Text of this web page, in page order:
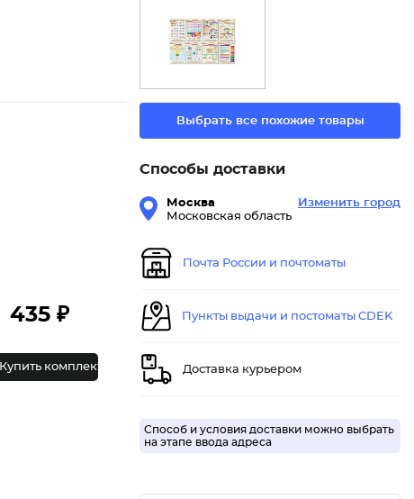
435 ₽
Купить комплект
Выбрать все похожие товары
Способы доставки
Москва
Московская область
Изменить город
Почта России и почтоматы
Пункты выдачи и постоматы CDEK
Доставка курьером
Способ и условия доставки можно выбрать
на этапе ввода адреса